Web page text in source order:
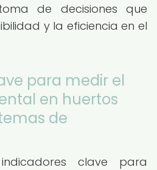
de decisiones que
y la eficiencia en el
para medir el
en huertos
de
clave para